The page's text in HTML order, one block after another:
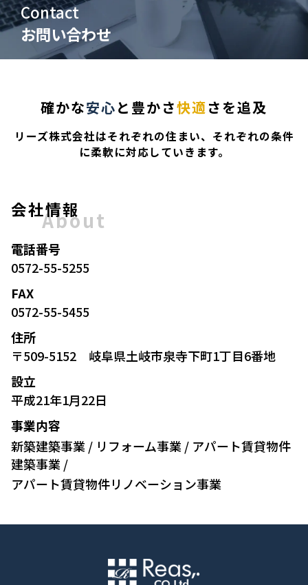
Contact
お問い合わせ
確かな安心と豊かさ快適さを追及
リーズ株式会社はそれぞれの住まい、それぞれの条件
に柔軟に対応していきます。
会社情報
About
電話番号
0572-55-5255
FAX
0572-55-5455
住所
〒509-5152 岐阜県土岐市泉寺下町1丁目6番地
設立
平成21年1月22日
事業内容
新築建築事業 / リフォーム事業 / アパート賃貸物件
建築事業 /
アパート賃貸物件リノベーション事業